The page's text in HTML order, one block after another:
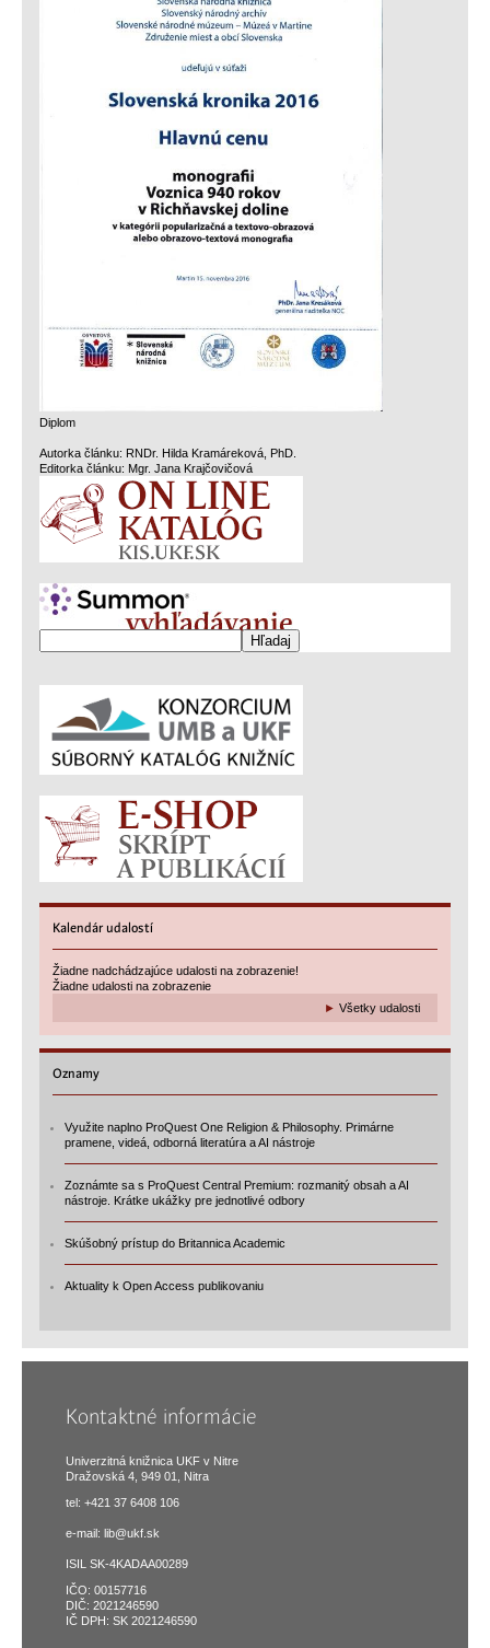
Diplom
Autorka článku: RNDr. Hilda Kramáreková, PhD.
Editorka článku: Mgr. Jana Krajčovičová
Kalendárudalostí
Žiadne nadchádzajúce udalosti na zobrazenie!
Žiadne udalosti na zobrazenie
► Všetky udalosti
Oznamy
Využite naplno ProQuest One Religion & Philosophy. Primárne
pramene, videá, odborná literatúra a AI nástroje
Zoznámte sa s ProQuest Central Premium: rozmanitý obsah a AI
nástroje. Krátke ukážky pre jednotlivé odbory
Skúšobný prístup do Britannica Academic
Aktuality k Open Access publikovaniu
Kontaktné informácie
Univerzitná knižnica UKF v Nitre
Dražovská 4, 949 01, Nitra
tel: +421 37 6408 106
e-mail: lib@ukf.sk
ISIL SK-4KADAA00289
IČO: 00157716
DIČ: 2021246590
IČ DPH: SK 2021246590